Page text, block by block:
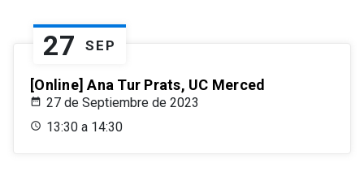
27 SEP
[Online] Ana Tur Prats, UC Merced
27 de Septiembre de 2023
13:30 a 14:30